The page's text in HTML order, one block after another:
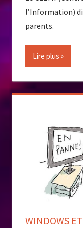
l’Information)
parents.
Lire plus
WINDOWS